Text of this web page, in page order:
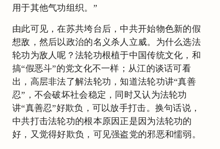
用于其他气功组织。”
由此可见，在苏共垮台后，中共开始物色新的假
想敌，然后以政治的名义杀人立威。为什么选法
轮功为敌人呢？法轮功根植于中国传统文化，和
搞“假恶斗”的党文化不一样；从江的谈话可看
出，高层非法了解法轮功，知道法轮功讲“真善
忍”，不会破坏社会稳定，同时又认为法轮功
讲“真善忍”好欺负，可以放手打击。换句话说，
中共打击法轮功的根本原因正是因为法轮功的
好，又觉得好欺负，可见强盗党的邪恶和懦弱。